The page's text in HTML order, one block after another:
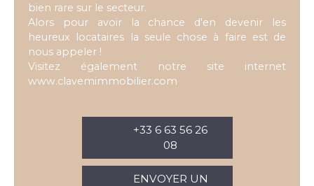
bien rare sur le secteur.
Alors pour avoir la chance d'en devenir les
heureux locataires la seule chose à faire est de
nous appeler !
Visitez également notre site internet
www.clavemimmobilier.com
+33 6 63 56 26
08
ENVOYER UN